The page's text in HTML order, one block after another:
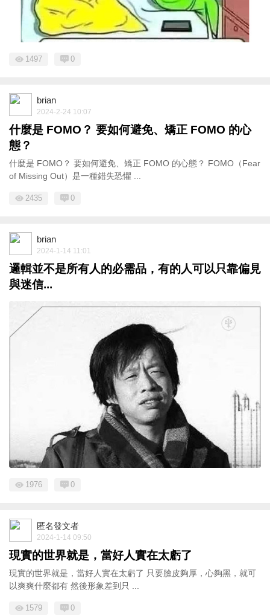
1497 0
brian
2024-2-24 10:07
什麼是 FOMO？ 要如何避免、矯正 FOMO 的心
態？
什麼是 FOMO？ 要如何避免、矯正 FOMO 的心態？ FOMO（Fear
of Missing Out）是一種錯失恐懼 ...
2435 0
brian
2024-1-14 11:01
邏輯並不是所有人的必需品，有的人可以只靠偏見
與迷信...
1976 0
匿名發文者
2024-1-14 09:50
現實的世界就是，當好人實在太虧了
現實的世界就是，當好人實在太虧了 只要臉皮夠厚，心夠黑，就可
以爽爽什麼都有 然後形象差到只 ...
1579 0